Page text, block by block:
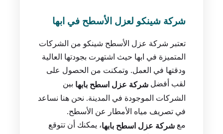
شركة شينكو لعزل الأسطح في ابها
تعتبر شركة عزل الأسطح شينكو من الشركات
المتميزة في ابها حيث اشتهرت بجودتها العالية
ودقتها في العمل. وتمكنت من الحصول على
لقب أفضل شركة عزل اسطح بابها بين
الشركات الموجودة في المدينة. نحن هنا نساعد
في تصريف مياه الأمطار عن الأسطح.
مع شركة عزل اسطح بابها، يمكنك أن تتوقع